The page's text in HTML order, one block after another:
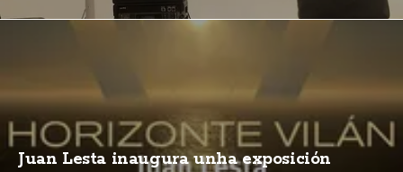
Juan Lesta inaugura unha exposición